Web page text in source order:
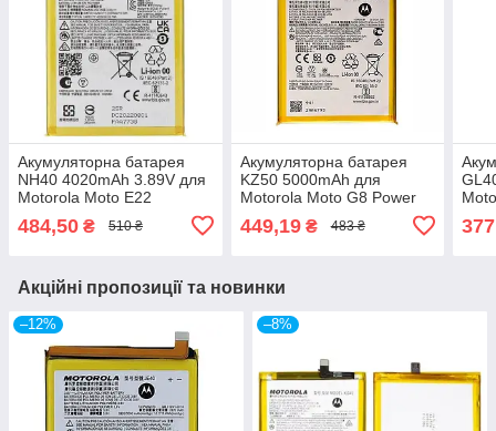
Акумуляторна батарея
NH40 4020mAh 3.89V для
Motorola Moto E22
XT2239-18
484,50 ₴ 510 ₴
Акумуляторна батарея
KZ50 5000mAh для
Motorola Moto G8 Power
XT2041-1 XT2041-3 | Moto
G Power 2021 XT2117
449,19₴ 483 ₴
Акційні пропозиції та новинки
–12% –8%